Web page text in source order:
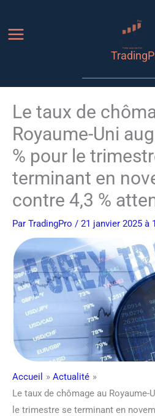
contenu
Le taux de
Royaume-Uni
% pour le
terminant en
contre 4,3 %
Par TradingPro / 21 janvier 2025 à
Accueil
Actualité
Le taux de chômage au Royaume-
le trimestre se terminant en